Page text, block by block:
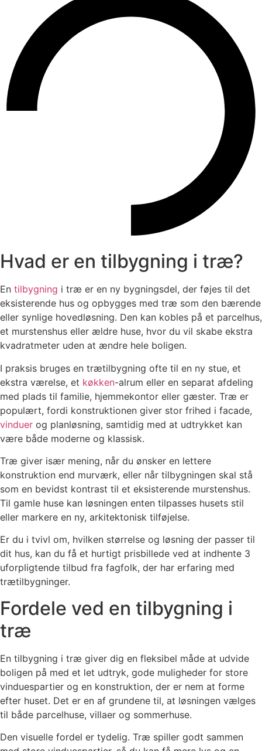
Hvad er en tilbygning i træ?
En tilbygning i træ er en ny bygningsdel, der føjes til det
eksisterende hus og opbygges med træ som den bærende
eller synlige hovedløsning. Den kan kobles på et parcelhus,
et murstenshus eller ældre huse, hvor du vil skabe ekstra
kvadratmeter uden at ændre hele boligen.
I praksis bruges en trætilbygning ofte til en ny stue, et
ekstra værelse, et køkken-alrum eller en separat afdeling
med plads til familie, hjemmekontor eller gæster. Træ er
populært, fordi konstruktionen giver stor frihed i facade,
vinduer og planløsning, samtidig med at udtrykket kan
være både moderne og klassisk.
Træ giver især mening, når du ønsker en lettere
konstruktion end murværk, eller når tilbygningen skal stå
som en bevidst kontrast til et eksisterende murstenshus.
Til gamle huse kan løsningen enten tilpasses husets stil
eller markere en ny, arkitektonisk tilføjelse.
Er du i tvivl om, hvilken størrelse og løsning der passer til
dit hus, kan du få et hurtigt prisbillede ved at indhente 3
uforpligtende tilbud fra fagfolk, der har erfaring med
trætilbygninger.
Fordele ved en tilbygning i
træ
En tilbygning i træ giver dig en fleksibel måde at udvide
boligen på med et let udtryk, gode muligheder for store
vinduespartier og en konstruktion, der er nem at forme
efter huset. Det er en af grundene til, at løsningen vælges
til både parcelhuse, villaer og sommerhuse.
Den visuelle fordel er tydelig. Træ spiller godt sammen